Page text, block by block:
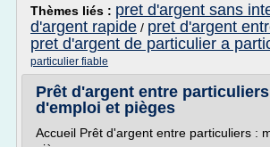
Thèmes liés : pret d'argent sans
d'argent rapide / pret d'argent
pret d'argent de particulier a
particulier fiable
Prêt d'argent entre
d'emploi et pièges
Accueil Prêt d'argent entre particuliers :